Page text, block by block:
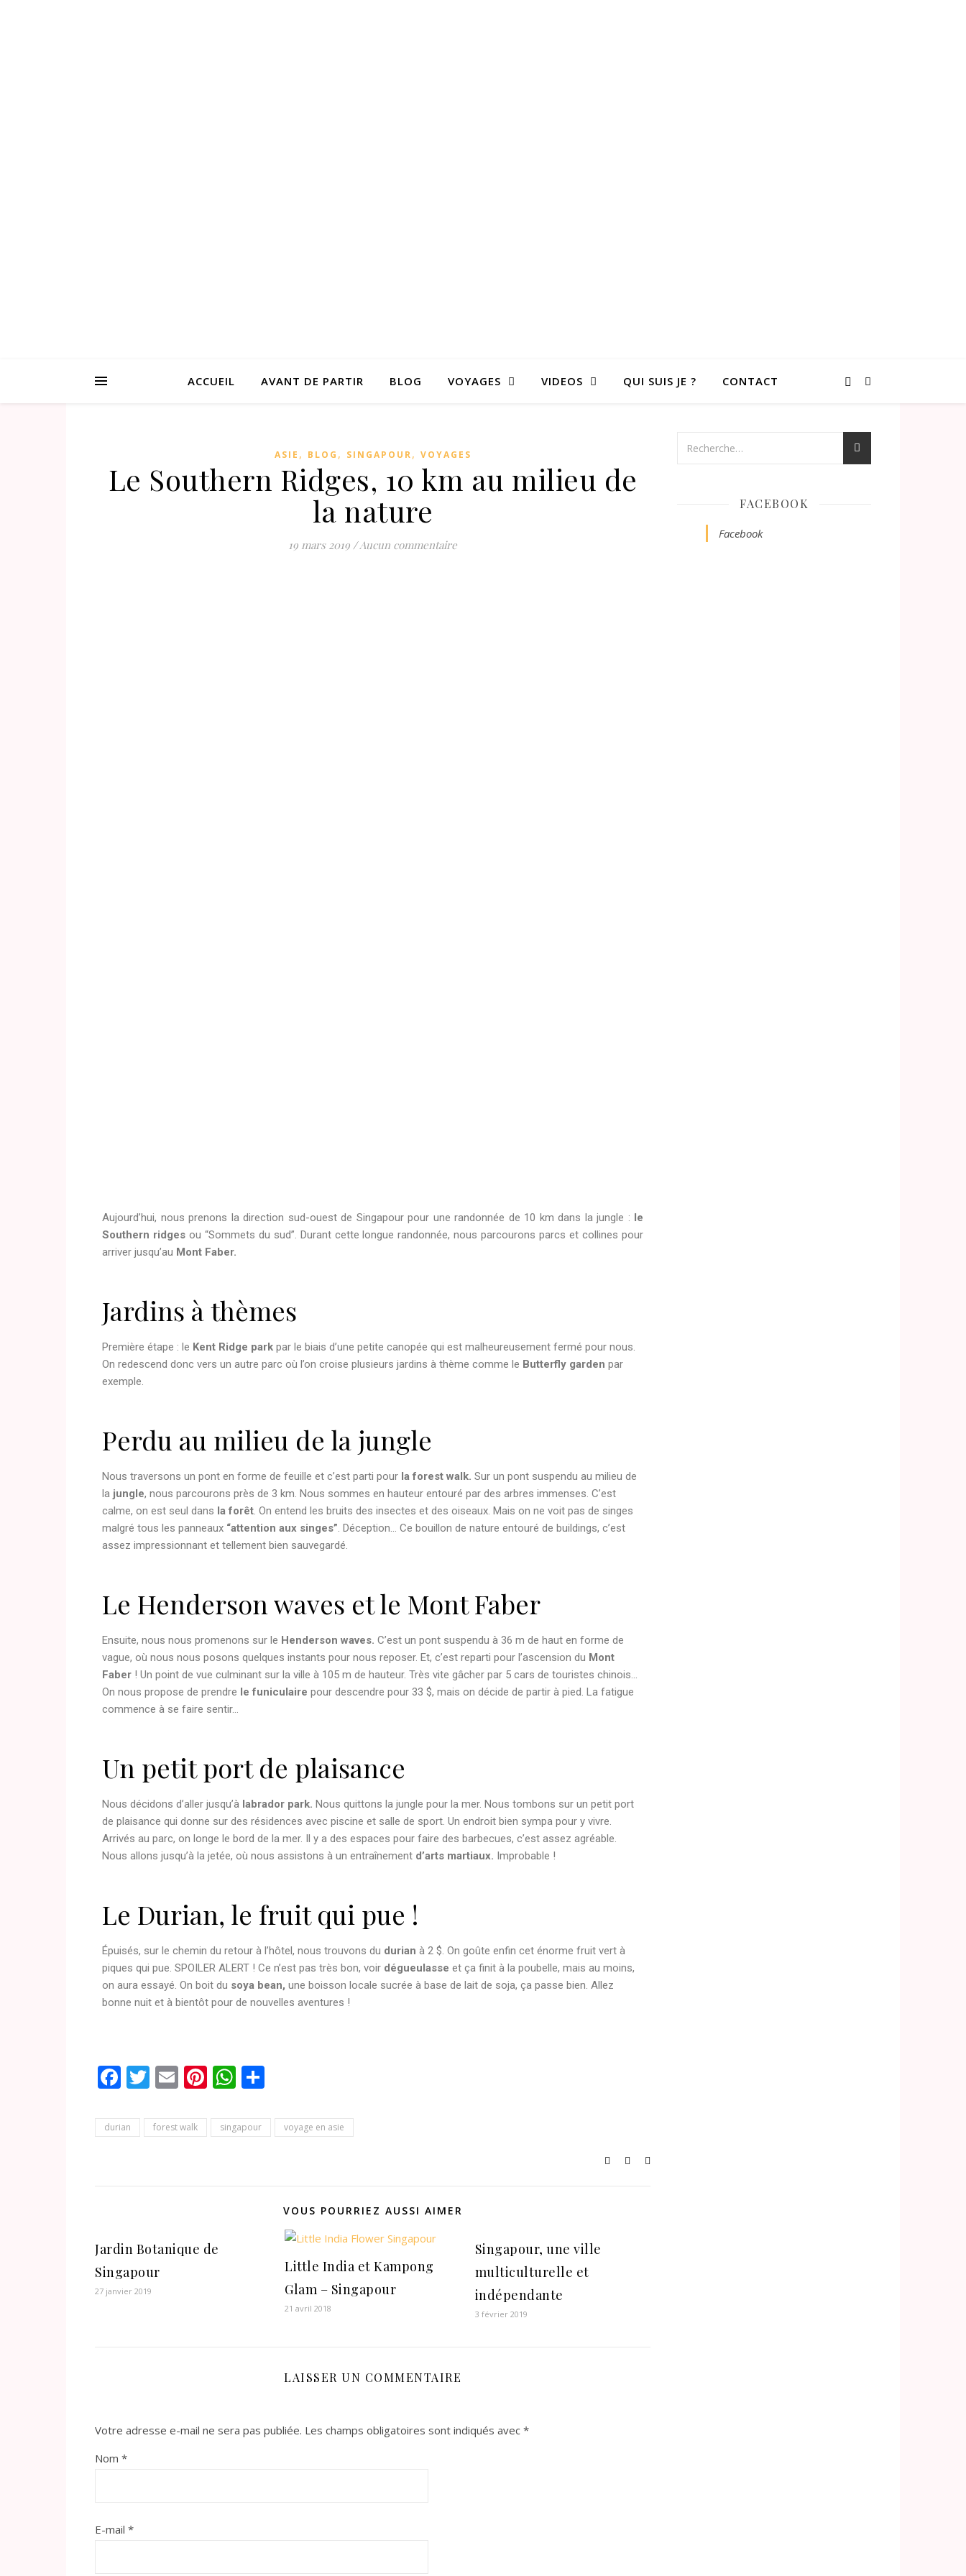
ACCUEIL AVANT DE PARTIR BLOG VOYAGES VIDEOS QUI SUIS JE ? CONTACT
ASIE , BLOG , SINGAPOUR, VOYAGES
Le Southern Ridges, 10 km au milieu de
la nature
19 mars 2019 /Aucun commentaire
Aujourd’hui, nous prenons la direction sud-ouest de Singapour pour une randonnée de 10 km dans la jungle : le
Southern ridgesou “Sommets du sud”. Durant cette longue randonnée, nous parcourons parcs et collines pour
arriver jusqu’au Mont Faber.
Jardins à thèmes
Première étape : le Kent Ridge park par le biais d’une petite canopée qui est malheureusement fermé pour nous.
On redescend donc vers un autre parc où l’on croise plusieurs jardins à thème comme le Butterfly garden par
exemple.
Perdu au milieu de la jungle
Nous traversons un pont en forme de feuille et c’est parti pour la forest walk. Sur un pont suspendu au milieu de
la jungle, nous parcourons près de 3 km. Nous sommes en hauteur entouré par des arbres immenses. C’est
calme, on est seul dans la forêt. On entend les bruits des insectes et des oiseaux. Mais on ne voit pas de singes
malgré tous les panneaux “attention aux singes”. Déception… Ce bouillon de nature entouré de buildings, c’est
assez impressionnant et tellement bien sauvegardé.
Le Henderson waves et le Mont Faber
Ensuite, nous nous promenons sur le Henderson waves. C’est un pont suspendu à 36 m de haut en forme de
vague, où nous nous posons quelques instants pour nous reposer. Et, c’est reparti pour l’ascension du Mont
Faber ! Un point de vue culminant sur la ville à 105 m de hauteur. Très vite gâcher par 5 cars de touristes chinois…
On nous propose de prendre le funiculaire pour descendre pour 33 $, mais on décide de partir à pied. La fatigue
commence à se faire sentir…
Un petit port de plaisance
Nous décidons d’aller jusqu’à labrador park. Nous quittons la jungle pour la mer. Nous tombons sur un petit port
de plaisance qui donne sur des résidences avec piscine et salle de sport. Un endroit bien sympa pour y vivre.
Arrivés au parc, on longe le bord de la mer. Il y a des espaces pour faire des barbecues, c’est assez agréable.
Nous allons jusqu’à la jetée, où nous assistons à un entraînement d’arts martiaux. Improbable !
Le Durian, le fruit qui pue !
Épuisés, sur le chemin du retour à l’hôtel, nous trouvons du durian à 2 $. On goûte enfin cet énorme fruit vert à
piques qui pue. SPOILER ALERT ! Ce n’est pas très bon, voir dégueulasse et ça finit à la poubelle, mais au moins,
on aura essayé. On boit du soya bean, une boisson locale sucrée à base de lait de soja, ça passe bien. Allez
bonne nuit et à bientôt pour de nouvelles aventures !
Facebook
Twitter
EmailPinterest
WhatsApp
durian forest walk singapour voyage en asie
VOUS POURRIEZ AUSSI AIMER
Jardin Botanique de
Singapour
27 janvier 2019
Little India et Kampong
Glam – Singapour
21 avril 2018
Singapour, une ville
multiculturelle et
indépendante
3 février 2019
LAISSER UN COMMENTAIRE
Votre adresse e-mail ne sera pas publiée. Les champs obligatoires sont indiqués avec *
Nom *
E-mail *
FACEBOOK
Facebook